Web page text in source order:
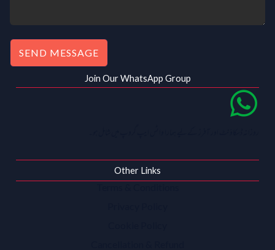
SEND MESSAGE
Join Our WhatsApp Group
Other Links